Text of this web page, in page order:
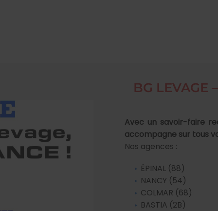
BG
Avec un savoir-faire
accompagne sur tous
Nos agences :
ÉPINAL (88)
NANCY (54)
COLMAR (68)
BASTIA (2B)